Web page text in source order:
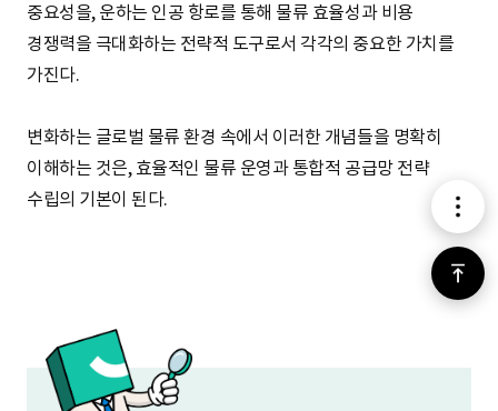
메
뉴
위
중요성을, 운하는 인공 항로를 통해 물류 효율성과 비용
경쟁력을 극대화하는 전략적 도구로서 각각의 중요한 가치를
가진다.
변화하는 글로벌 물류 환경 속에서 이러한 개념들을 명확히
이해하는 것은, 효율적인 물류 운영과 통합적 공급망 전략
수립의 기본이 된다.